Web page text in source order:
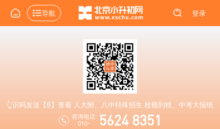
导航 登录
👆识码发送【6】查看 人大附、八中特殊招生 校额到校、中考大报纸
咨询电话:
010-
5624 8351